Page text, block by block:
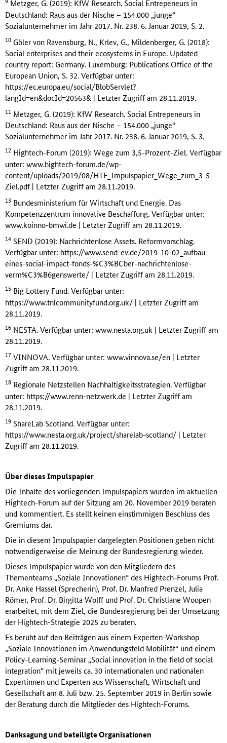
Metzger, G. (2019): KfW Research. Social Entrepeneurs in
Deutschland: Raus aus der Nische – 154.000 „junge“
Sozialunternehmer im Jahr 2017. Nr. 238. 6. Januar 2019, S. 2.
10 Göler von Ravensburg, N., Krlev, G., Mildenberger, G. (2018):
Social enterprises and their ecosystems in Europe. Updated
country report: Germany. Luxemburg: Publications Office of the
European Union, S. 32. Verfügbar unter:
https://ec.europa.eu/social/BlobServlet?
langId=en&docId=20563& | Letzter Zugriff am 28.11.2019.
11 Metzger, G. (2019): KfW Research. Social Entrepeneurs in
Deutschland: Raus aus der Nische – 154.000 „junge“
Sozialunternehmer im Jahr 2017. Nr. 238. 6. Januar 2019, S. 3.
12 Hightech-Forum (2019): Wege zum 3,5-Prozent-Ziel. Verfügbar
unter: www.hightech-forum.de/wp-
content/uploads/2019/08/HTF_Impulspapier_Wege_zum_3-5-
Ziel.pdf | Letzter Zugriff am 28.11.2019.
13 Bundesministerium für Wirtschaft und Energie. Das
Kompetenzzentrum innovative Beschaffung. Verfügbar unter:
www.koinno-bmwi.de | Letzter Zugriff am 28.11.2019.
14 SEND (2019): Nachrichtenlose Assets. Reformvorschlag.
Verfügbar unter: https://www.send-ev.de/2019-10-02_aufbau-
eines-social-impact-fonds-%C3%BCber-nachrichtenlose-
verm%C3%B6genswerte/ | Letzter Zugriff am 28.11.2019.
15 Big Lottery Fund. Verfügbar unter:
https://www.tnlcommunityfund.org.uk/ | Letzter Zugriff am
28.11.2019.
16 NESTA. Verfügbar unter: www.nesta.org.uk | Letzter Zugriff am
28.11.2019.
17 VINNOVA. Verfügbar unter: www.vinnova.se/en | Letzter
Zugriff am 28.11.2019.
18 Regionale Netzstellen Nachhaltigkeitsstrategien. Verfügbar
unter: https://www.renn-netzwerk.de | Letzter Zugriff am
28.11.2019.
19 ShareLab Scotland. Verfügbar unter:
https://www.nesta.org.uk/project/sharelab-scotland/ | Letzter
Zugriff am 28.11.2019.
Über dieses Impulspapier
Die Inhalte des vorliegenden Impulspapiers wurden im aktuellen
Hightech-Forum auf der Sitzung am 20. November 2019 beraten
und kommentiert. Es stellt keinen einstimmigen Beschluss des
Gremiums dar.
Die in diesem Impulspapier dargelegten Positionen geben nicht
notwendigerweise die Meinung der Bundesregierung wieder.
Dieses Impulspapier wurde von den Mitgliedern des
Thementeams „Soziale Innovationen“ des Hightech-Forums Prof.
Dr. Anke Hassel (Sprecherin), Prof. Dr. Manfred Prenzel, Julia
Römer, Prof. Dr. Birgitta Wolff und Prof. Dr. Christiane Woopen
erarbeitet, mit dem Ziel, die Bundesregierung bei der Umsetzung
der Hightech-Strategie 2025 zu beraten.
Es beruht auf den Beiträgen aus einem Experten-Workshop
„Soziale Innovationen im Anwendungsfeld Mobilität“ und einem
Policy-Learning-Seminar „Social innovation in the field of social
integration“ mit jeweils ca. 30 internationalen und nationalen
Expertinnen und Experten aus Wissenschaft, Wirtschaft und
Gesellschaft am 8. Juli bzw. 25. September 2019 in Berlin sowie
der Beratung durch die Mitglieder des Hightech-Forums.
Danksagung und beteiligte Organisationen